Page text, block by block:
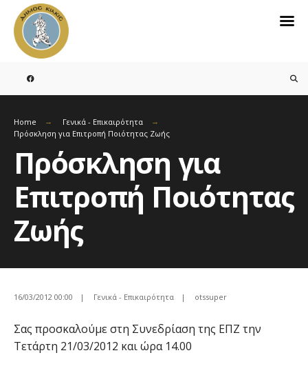
Skip
Home
Γενικά - Επικαιρότητα
Πρόσκληση για Επιτροπή Ποιότητας Ζωής
Πρόσκληση για
Επιτροπή Ποιότητας
Ζωής
16/03/2012 00:00 | Γενικά - Επικαιρότητα | otssuper
Σας προσκαλούμε στη Συνεδρίαση της ΕΠΖ την
Τετάρτη 21/03/2012 και ώρα 14.00
Search
for: